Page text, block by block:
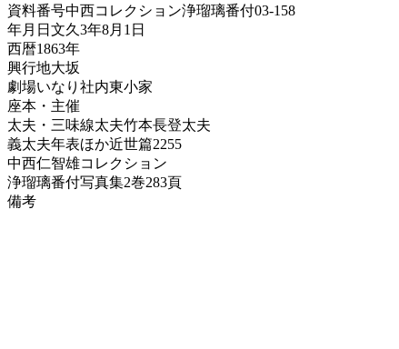
資料番号中西コレクション浄瑠璃番付03-158
年月日 文久3年8月1日
西暦1863年
興行地大坂
劇場いなり社内東小家
座本・主催
太夫・三味線太夫竹本長登太夫
義太夫年表ほか近世篇2255
中西仁智雄コレクション
浄瑠璃番付写真集2巻283頁
備考